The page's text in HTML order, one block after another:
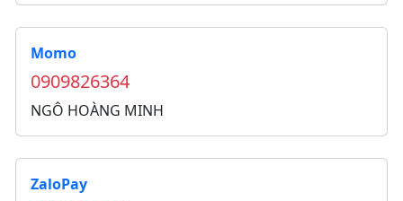
Momo
0909826364
NGÔ HOÀNG MINH
ZaloPay